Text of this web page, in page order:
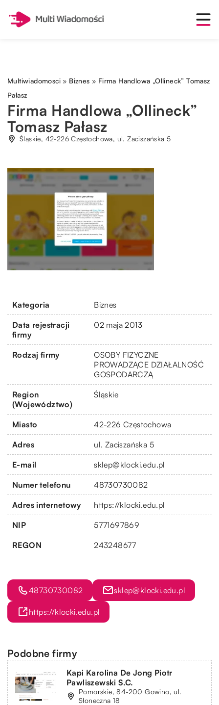
Multiwiadomosci » Biznes » Firma Handlowa „Ollineck” Tomasz
Pałasz
Firma Handlowa „Ollineck”
Tomasz Pałasz
Śląskie, 42-226 Częstochowa, ul. Zaciszańska 5
Kategoria Biznes
Data rejestracji
firmy
02 maja 2013
Rodzaj firmy
OSOBY FIZYCZNE
PROWADZĄCE DZIAŁALNOŚĆ
GOSPODARCZĄ
Region
(Województwo)
Śląskie
Miasto 42-226 Częstochowa
Adres ul. Zaciszańska 5
E-mail sklep@klocki.edu.pl
Numer telefonu 48730730082
Adres internetowy https://klocki.edu.pl
NIP 5771697869
REGON 243248677
48730730082 sklep@klocki.edu.pl
https://klocki.edu.pl
Podobne firmy
Kapi Karolina De Jong Piotr
Pawliszewski S.C.
Pomorskie, 84-200 Gowino, ul.
Słoneczna 18